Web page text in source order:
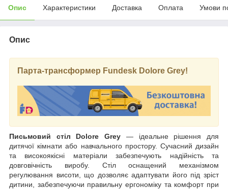
Опис Характеристики Доставка Оплата Умови
Опис
Парта-трансформер Fundesk Dolore Grey!
Письмовий стіл Dolore Grey — ідеальне рішення для
дитячої кімнати або навчального простору. Сучасний дизайн
та високоякісні матеріали забезпечують надійність та
довговічність виробу. Стіл оснащений механізмом
регулювання висоти, що дозволяє адаптувати його під зріст
дитини, забезпечуючи правильну ергономіку та комфорт при